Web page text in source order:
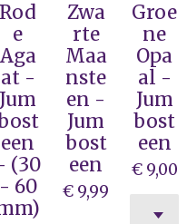
Rod
e
Aga
at -
Jum
een
(30
- 60
Zwa
rte
Maa
nste
en -
Jum
bost
een
€ 9,99
Groe
ne
Opa
al -
Jum
bost
een
€ 9,00